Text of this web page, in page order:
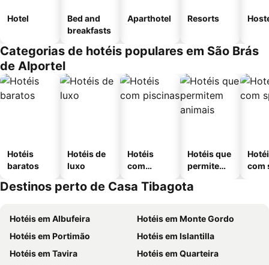
Hotel
Bed and
breakfasts
Aparthotel Resorts
Categorias de hotéis populares em São Brás
de Alportel
Hotéis
baratos
Hotéis de
luxo
Hotéis
com
Hotéis que
permitem
com
Destinos perto de Casa Tibagota
Hotéis em Albufeira
Hotéis em Monte Gordo
Hotéis em Portimão
Hotéis em Islantilla
Hotéis em Tavira
Hotéis em Quarteira